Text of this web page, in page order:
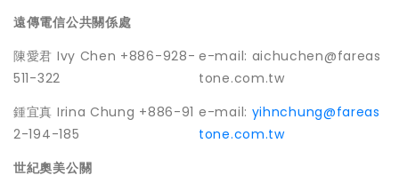
遠傳電信公共關係處
陳愛君 Ivy Chen +886-928-
511-322
e-mail: aichuchen@fareas
tone.com.tw
鍾宜真 Irina Chung +886-91
2-194-185
e-mail: yihnchung@fareas
tone.com.tw
世紀奧美公關